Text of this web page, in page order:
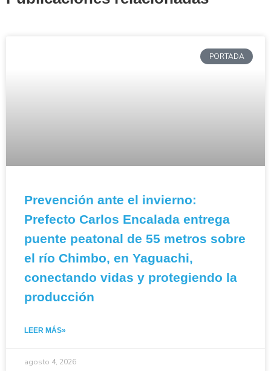
PORTADA
Prevención ante el invierno:
Prefecto Carlos Encalada entrega
puente peatonal de 55 metros sobre
el río Chimbo, en Yaguachi,
conectando vidas y protegiendo la
producción
LEER MÁS»
agosto 4, 2026